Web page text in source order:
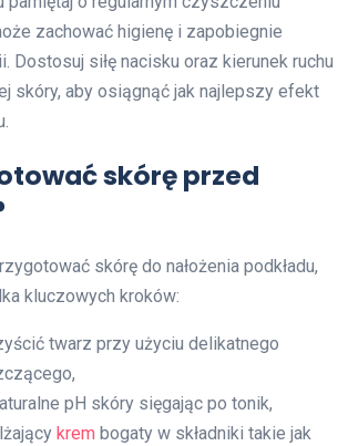
zachować higienę i zapobiegnie
Dostosuj siłę nacisku oraz kierunek ruchu
skóry, aby osiągnąć jak najlepszy efekt
skórę przed
skórę do nałożenia podkładu,
kluczowych kroków:
twarz przy użyciu delikatnego
pH skóry sięgając po tonik,
krem bogaty w składniki takie jak